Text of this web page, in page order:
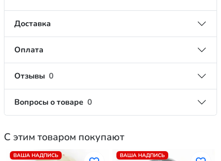
Доставка
Оплата
Отзывы 0
Вопросы о товаре 0
С этим товаром покупают
ВАША НАДПИСЬ ВАША НАДПИСЬ